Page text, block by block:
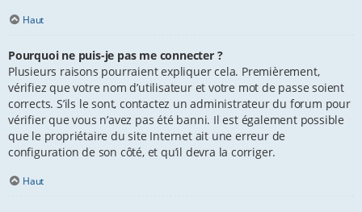
Haut
Pourquoi ne puis-je pas me connecter ?
Plusieurs raisons pourraient expliquer cela. Premièrement,
vérifiez que votre nom d’utilisateur et votre mot de passe soient
corrects. S’ils le sont, contactez un administrateur du forum pour
vérifier que vous n’avez pas été banni. Il est également possible
que le propriétaire du site Internet ait une erreur de
configuration de son côté, et qu’il devra la corriger.
Haut